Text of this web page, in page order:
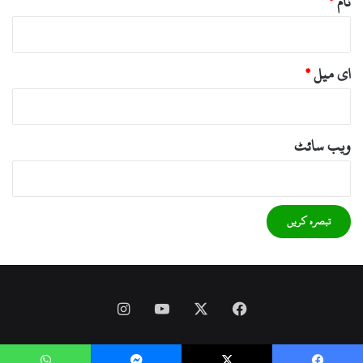
ای میل*
ویب‌ سائٹ
Facebook
YouTube
Instagram